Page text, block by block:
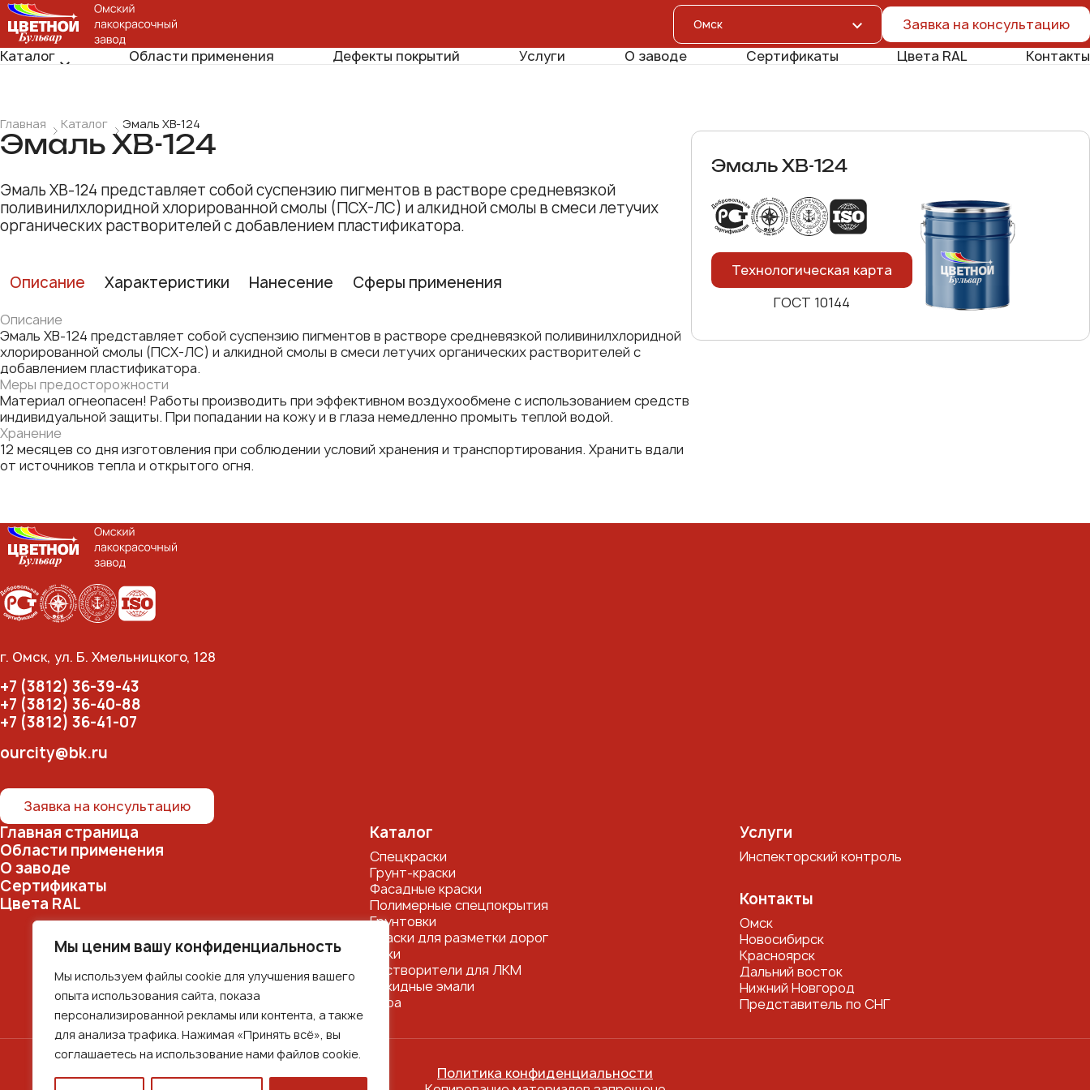
Мы ценим вашу конфиденциальность
Мы используем файлы cookie для улучшения вашего
опыта использования сайта, показа
персонализированной рекламы или контента, а также
для анализа трафика. Нажимая «Принять всё», вы
соглашаетесь на использование нами файлов cookie.
Заявка на консультацию
Каталог
Области применения Дефекты покрытий Услуги О заводе Сертификаты Цвета RAL Контакты
Главная Каталог Эмаль ХВ-124
Эмаль ХВ-124
Эмаль ХВ-124 представляет собой суспензию пигментов в растворе средневязкой
поливинилхлоридной хлорированной смолы (ПСХ-ЛС) и алкидной смолы в смеси летучих
органических растворителей с добавлением пластификатора.
Описание Характеристики Нанесение Сферы применения
Описание
Эмаль ХВ-124 представляет собой суспензию пигментов в растворе средневязкой поливинилхлоридной
хлорированной смолы (ПСХ-ЛС) и алкидной смолы в смеси летучих органических растворителей с
добавлением пластификатора.
Меры предосторожности
Материал огнеопасен! Работы производить при эффективном воздухообмене с использованием средств
индивидуальной защиты. При попадании на кожу и в глаза немедленно промыть теплой водой.
Хранение
12 месяцев со дня изготовления при соблюдении условий хранения и транспортирования. Хранить вдали
от источников тепла и открытого огня.
Эмаль ХВ-124
Технологическая карта
ГОСТ 10144
г. Омск, ул. Б. Хмельницкого, 128
+7 (3812) 36-39-43
+7 (3812) 36-40-88
+7 (3812) 36-41-07
ourcity@bk.ru
Заявка на консультацию
Главная страница
Области применения
О заводе
Сертификаты
Цвета RAL
Каталог
Спецкраски
Грунт-краски
Фасадные краски
Полимерные спецпокрытия
Грунтовки
Краски для разметки дорог
Лаки
Растворители для ЛКМ
Алкидные эмали
Тара
Услуги
Инспекторский контроль
Контакты
Омск
Новосибирск
Красноярск
Дальний восток
Нижний Новгород
Представитель по СНГ
Политика конфиденциальности